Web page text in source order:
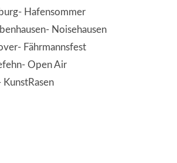
Hafensommer
Noisehausen
Fährmannsfest
Open Air